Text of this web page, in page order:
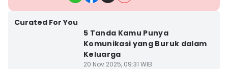
Curated For You
5 Tanda Kamu Punya
Komunikasi yang Buruk dalam
Keluarga
20 Nov 2025, 09:31 WIB